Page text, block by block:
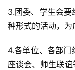
3.团委、学生会
种形式的活动，为
4.各单位、各部
座谈会、师生联